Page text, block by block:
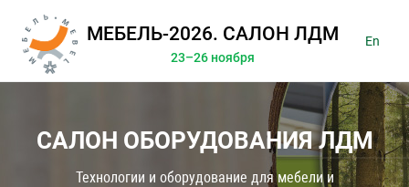
МЕБЕЛЬ-2026. САЛОН ЛДМ
23–26 ноября
En
САЛОН ОБОРУДОВАНИЯ ЛДМ
Технологии и оборудование для мебели и